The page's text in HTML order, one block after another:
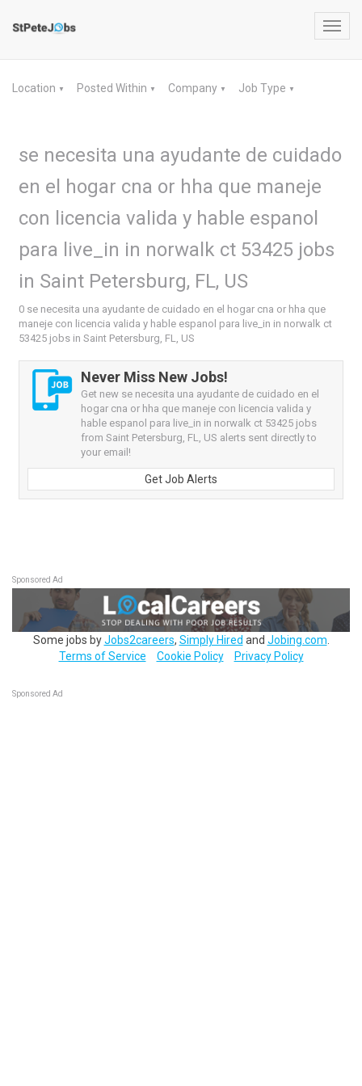
Location ▼ Posted Within ▼ Company ▼ Job Type ▼
se necesita una ayudante de cuidado
en el hogar cna or hha que maneje
con licencia valida y hable espanol
para live_in in norwalk ct 53425 jobs
in Saint Petersburg, FL, US
0 se necesita una ayudante de cuidado en el hogar cna or hha que
maneje con licencia valida y hable espanol para live_in in norwalk ct
53425 jobs in Saint Petersburg, FL, US
Never Miss New Jobs!
Get new se necesita una ayudante de cuidado en el
hogar cna or hha que maneje con licencia valida y
hable espanol para live_in in norwalk ct 53425 jobs
from Saint Petersburg, FL, US alerts sent directly to
your email!
Get Job Alerts
Sponsored Ad
Some jobs byJobs2careers, Simply Hired and Jobing.com
Terms of Service
Cookie Policy Privacy Policy
Sponsored Ad